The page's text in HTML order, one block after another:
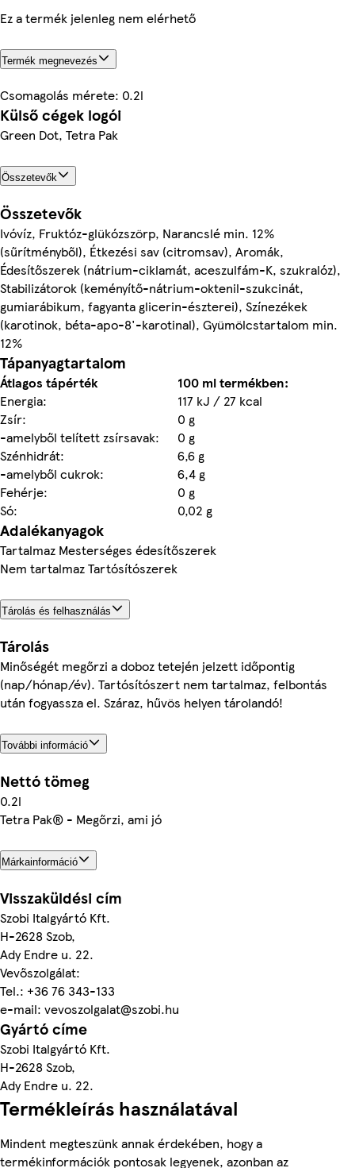
Ez a termék jelenleg nem elérhető
Termék megnevezés
Csomagolás mérete: 0.2l
Külső cégek logói
Green Dot, Tetra Pak
Összetevők
Összetevők
Ivóvíz, Fruktóz-glükózszörp, Narancslé min. 12%
(sűrítményből), Étkezési sаv (citromsav), Aromák,
Édesítőszerek (nátrium-ciklamát, aceszulfám-K, szukralóz),
Stabilizátorok (keményítő-nátrium-oktenil-szukcinát,
gumiarábikum, fagyanta glicerin-észterei), Színezékek
(karotinok, béta-apo-8'-karotinal), Gyümölcstartalom min.
12%
Tápanyagtartalom
Átlagos tápérték
100 ml termékben:
Energia:
117 kJ / 27 kcal
Zsír:
0 g
-amelyből telített zsírsavak:
0 g
Szénhidrát:
6,6 g
-amelyből cukrok:
6,4 g
Fehérje:
0 g
Só:
0,02 g
Adalékanyagok
Tartalmaz Mesterséges édesítőszerek
Nem tartalmaz Tartósítószerek
Tárolás és felhasználás
Tárolás
Minőségét megőrzi a doboz tetején jelzett időpontig
(nap/hónap/év). Tartósítószert nem tartalmaz, felbontás
után fogyassza el. Száraz, hűvös helyen tárolandó!
További információ
Nettó tömeg
0.2l
Tetra Pak® - Megőrzi, ami jó
Márkainformáció
Visszaküldési cím
Szobi Italgyártó Kft.
H-2628 Szob,
Ady Endre u. 22.
Vevőszolgálat:
Tel.: +36 76 343-133
e-mail: vevoszolgalat@szobi.hu
Gyártó címe
Szobi Italgyártó Kft.
H-2628 Szob,
Ady Endre u. 22.
Termékleírás használatával
Mindent megteszünk annak érdekében, hogy a
termékinformációk pontosak legyenek, azonban az